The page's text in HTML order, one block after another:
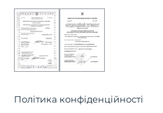
Політика конфіденційності